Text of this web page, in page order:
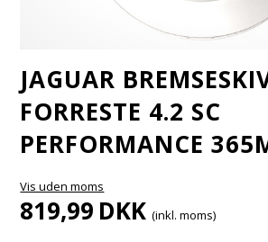
JAGUAR
FORRESTE 4.2 SC
PERFORMANCE
Vis uden moms
819,99 DKK (inkl. moms)